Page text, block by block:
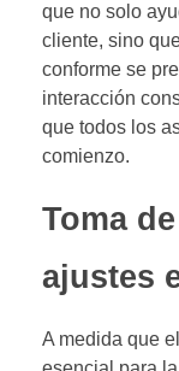
que no solo
cliente, sino
conforme se
interacción
que todos los
comienzo.
Toma
ajustes
A medida que